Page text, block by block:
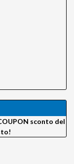
sconto del